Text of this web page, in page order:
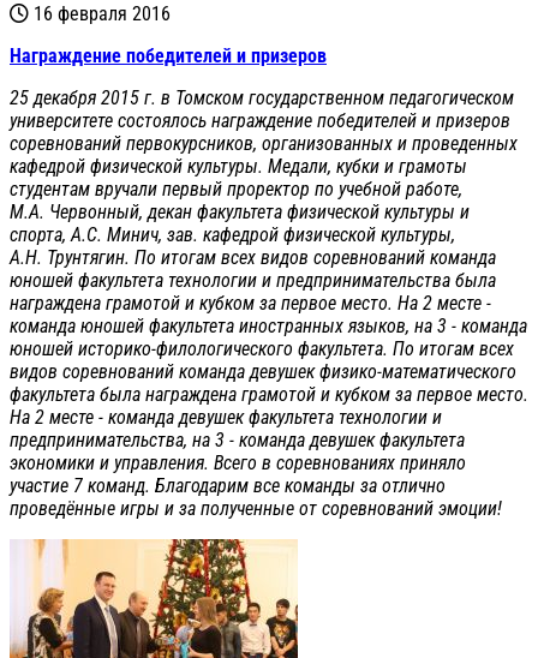
16 февраля 2016
Награждение победителей и призеров
25 декабря 2015 г. в Томском государственном педагогическом
университете состоялось награждение победителей и призеров
соревнований первокурсников, организованных и проведенных
кафедрой физической культуры. Медали, кубки и грамоты
студентам вручали первый проректор по учебной работе,
М.А. Червонный, декан факультета физической культуры и
спорта, А.С. Минич, зав. кафедрой физической культуры,
А.Н. Трунтягин. По итогам всех видов соревнований команда
юношей факультета технологии и предпринимательства была
награждена грамотой и кубком за первое место. На 2 месте -
команда юношей факультета иностранных языков, на 3 - команда
юношей историко-филологического факультета. По итогам всех
видов соревнований команда девушек физико-математического
факультета была награждена грамотой и кубком за первое место.
На 2 месте - команда девушек факультета технологии и
предпринимательства, на 3 - команда девушек факультета
экономики и управления. Всего в соревнованиях приняло
участие 7 команд. Благодарим все команды за отлично
проведённые игры и за полученные от соревнований эмоции!